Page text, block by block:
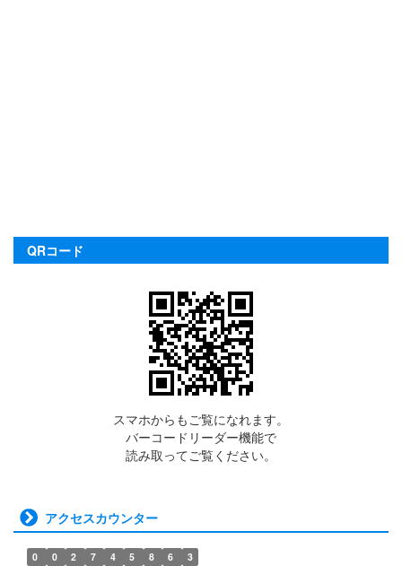
QRコード
スマホからもご覧になれます。
バーコードリーダー機能で
読み取ってご覧ください。
アクセスカウンター
0 0 2 7 4 5 8 6 3